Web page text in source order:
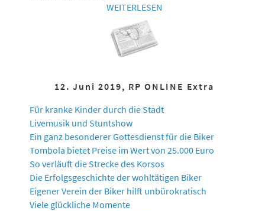
WEITERLESEN
12. Juni 2019, RP ONLINE Extra
Für kranke Kinder durch die Stadt
Livemusik und Stuntshow
Ein ganz besonderer Gottesdienst für die Biker
Tombola bietet Preise im Wert von 25.000 Euro
So verläuft die Strecke des Korsos
Die Erfolgsgeschichte der wohltätigen Biker
Eigener Verein der Biker hilft unbürokratisch
Viele glückliche Momente